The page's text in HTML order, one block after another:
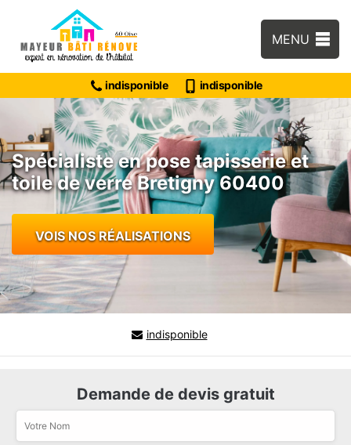
MENU
indisponible indisponible
Spécialiste en pose tapisserie et
toile de verre Bretigny 60400
VOIS NOS RÉALISATIONS
indisponible
Demande de devis gratuit